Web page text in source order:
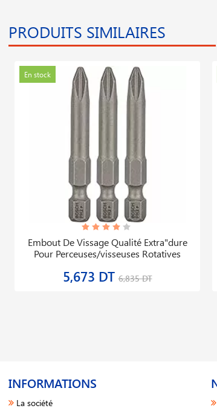
PRODUITS SIMILAIRES
En stock
Embout De Vissage Qualité Extra"dure
Pour Perceuses/visseuses Rotatives
5,673 DT6,835 DT
INFORMATIONS
La société